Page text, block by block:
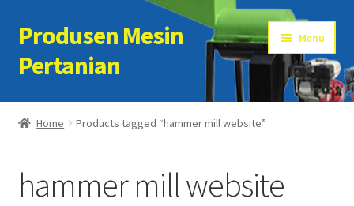
Skip
to
navigation
Skip
to
content
Produsen Mesin
Pertanian
Menu
Home
Cart
Home Products tagged “hammer mill website”
hammer mill website